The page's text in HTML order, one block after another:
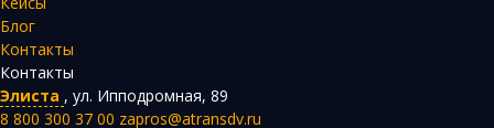
Блог
Контакты
Контакты
Элиста , ул. Ипподромная, 89
8 800 300 37 00 zapros@atransdv.ru